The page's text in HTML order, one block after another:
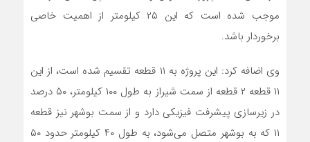
موجب شده است که این ۲۵ کیلومتر از اهمیت خاصی
برخوردار باشد.
وی اضافه کرد: این پروژه به ۱۱ قطعه تقسیم شده است، از این
۱۱ قطعه ۲ قطعه از سمت شیراز به طول ۱۰۰ کیلومتر، ۵۰ درصد
در زیرسازی پیشرفت فیزیکی دارد و از سمت بوشهر نیز قطعه
۱۱ که به بوشهر متصل می‌شود، به طول ۴۰ کیلومتر حدود ۵۰